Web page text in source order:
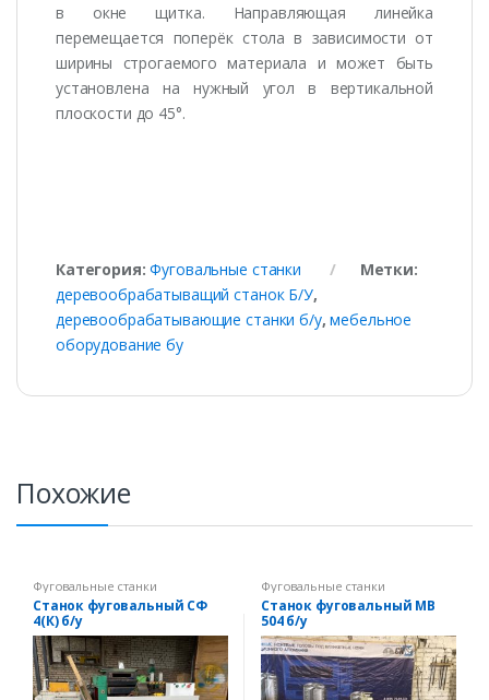
в окне щитка. Направляющая линейка
перемещается поперёк стола в зависимости от
ширины строгаемого материала и может быть
установлена на нужный угол в вертикальной
плоскости до 45°.
Категория:Фуговальные станки
Метки:
деревообрабатыващий станок Б/У,
деревообрабатывающие станки б/у,мебельное
оборудование бу
Похожие
Фуговальные станки
Станок фуговальный СФ
4(К) б/у
Фуговальные станки
Станок фуговальный MB
504 б/у